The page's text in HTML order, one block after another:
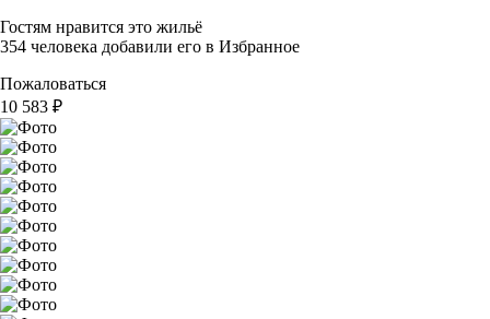
Гостям нравится это жильё
354 человека добавили его в Избранное
Пожаловаться
10 583 ₽